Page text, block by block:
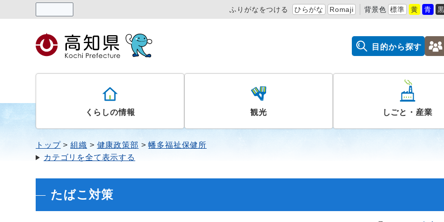
ふりがなをつける ひらがな Romaji 背景色 標準 黄 青
目的から探す
くらしの情報 観光 しごと・産業
トップ 組織 健康政策部
幡多福祉保健所
カテゴリを全て表示する
たばこ対策